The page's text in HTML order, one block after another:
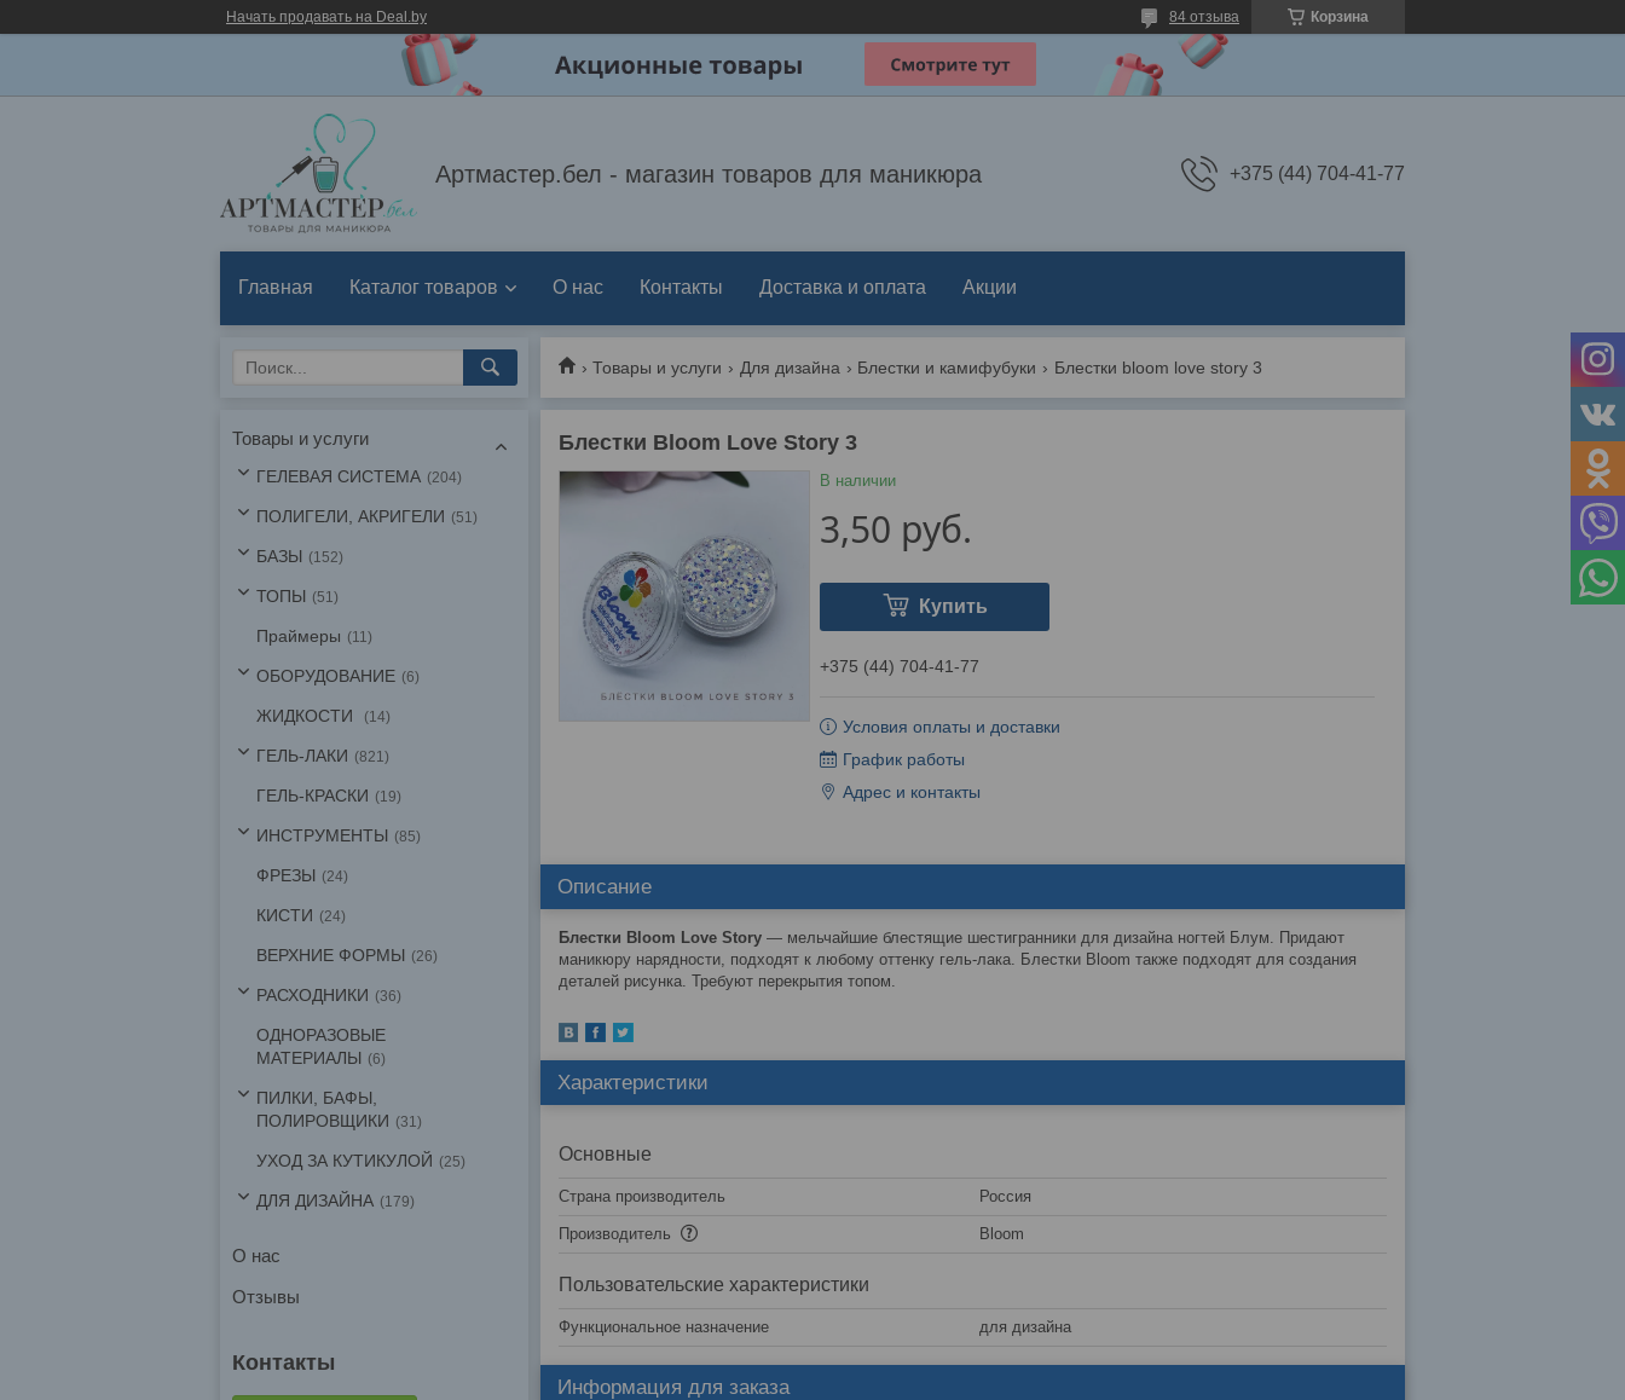
Начать продавать на Deal.by Корзина
84 отзыва
Артмастер.бел - магазин товаров для маникюра +375 (44) 704-41-77
Главная Каталог товаров О нас Контакты Доставка и оплата Акции
Товары и услуги Для дизайна Блестки и камифубуки Блестки bloom love story 3
Блестки Bloom Love Story 3
В наличии
3,50 руб.
Купить
+375 (44) 704-41-77
Условия оплаты и доставки
График работы
Адрес и контакты
Описание
Блестки Bloom Love Story — мельчайшие блестящие шестигранники для дизайна ногтей Блум. Придают
маникюру нарядности, подходят к любому оттенку гель-лака. Блестки Bloom также подходят для создания
деталей рисунка. Требуют перекрытия топом.
Характеристики
Основные
Страна производитель Россия
Производитель Bloom
Пользовательские характеристики
Функциональное назначение для дизайна
Информация для заказа
Товары и услуги
ГЕЛЕВАЯ СИСТЕМА 204
ПОЛИГЕЛИ, АКРИГЕЛИ 51
БАЗЫ 152
ТОПЫ 51
Праймеры 11
ОБОРУДОВАНИЕ 6
ЖИДКОСТИ 14
ГЕЛЬ-ЛАКИ 821
ГЕЛЬ-КРАСКИ 19
ИНСТРУМЕНТЫ 85
ФРЕЗЫ 24
КИСТИ 24
ВЕРХНИЕ ФОРМЫ 26
РАСХОДНИКИ 36
ОДНОРАЗОВЫЕ
МАТЕРИАЛЫ
6
ПИЛКИ, БАФЫ,
ПОЛИРОВЩИКИ
31
УХОД ЗА КУТИКУЛОЙ 25
ДЛЯ ДИЗАЙНА 179
О нас
Отзывы